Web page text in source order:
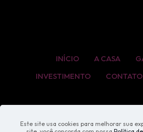
INÍCIO A CASA
INVESTIMENTO
CONTATO
Este site usa cookies para melhorar sua